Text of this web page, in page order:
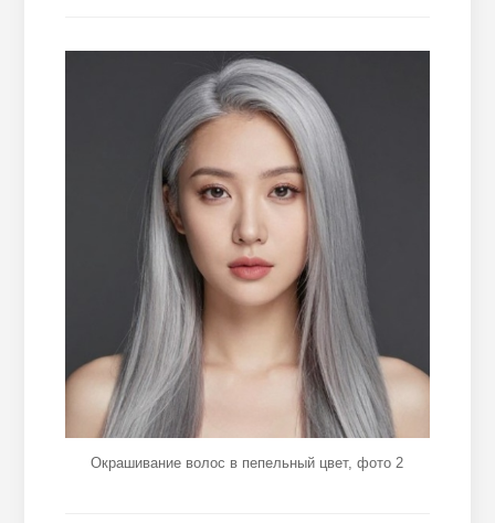
Окрашивание волос в пепельный цвет, фото 2